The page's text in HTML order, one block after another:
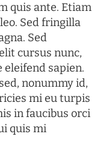
quis ante. Etiam
Sed fringilla
Sed
cursus nunc,
eleifend sapien.
nonummy id,
mi eu turpis
in faucibus orci
quis mi